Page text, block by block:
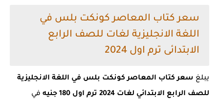
سعر كتاب المعاصر كونكت بلس في
اللغة الانجليزية لغات للصف الرابع
الابتدائى ترم اول 2024
يبلغ سعر كتاب المعاصر كونكت بلس في اللغة الانجليزية
للصف الرابع الابتدائي لغات 2024 ترم اول 180 جنيه
في